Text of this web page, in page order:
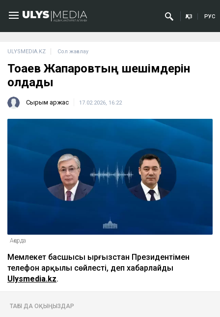
ҚАЗ РУС
ULYSMEDIA.KZ Сол жағалау
Тоқаев Жапаровтың шешімдерін
қолдады
Сырым Қаржас 17.02.2026, 16:22
Ақорда
Мемлекет басшысы Қырғызстан Президентімен
телефон арқылы сөйлесті, деп хабарлайды
Ulysmedia.kz.
ТАҒЫ ДА ОҚЫҢЫЗДАР